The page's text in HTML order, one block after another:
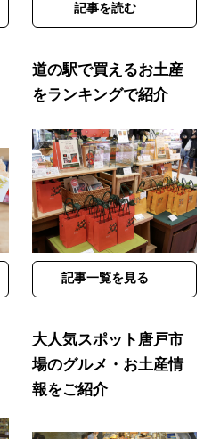
記事を読む
道の駅で買えるお土産
をランキングで紹介
記事一覧を見る
大人気スポット唐戸市
場のグルメ・お土産情
報をご紹介